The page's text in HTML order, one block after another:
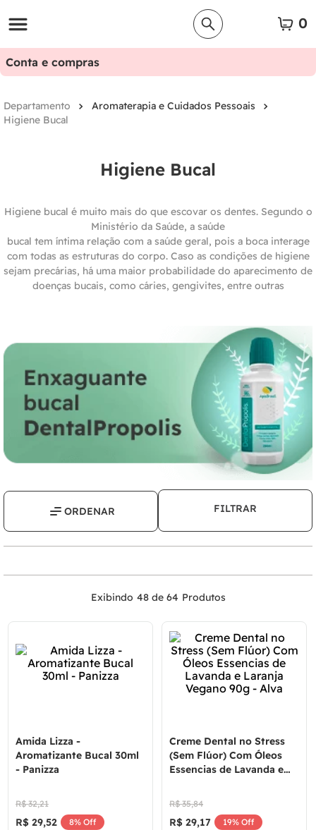
0
Conta e compras
Aromaterapia e Cuidados Pessoais
Higiene Bucal
Higiene Bucal
Higiene bucal é muito mais do que escovar os dentes. Segundo o
Ministério da Saúde, a saúde
bucal tem íntima relação com a saúde geral, pois a boca interage
com todas as estruturas do corpo. Caso as condições de higiene
sejam precárias, há uma maior probabilidade do aparecimento de
doenças bucais, como cáries, gengivites, entre outras
FILTRAR
48 de 64
Amida Lizza -
Aromatizante Bucal 30ml
- Panizza
R$ 32,21
R$ 29,52 8% Off
Creme Dental no Stress
(Sem Flúor) Com Óleos
Essencias de Lavanda e
R$ 35,84
R$ 29,17 19% Off